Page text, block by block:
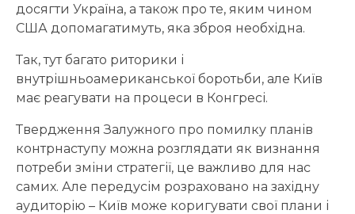
досягти Україна, а також про те, яким чином
США допомагатимуть, яка зброя необхідна.
Так, тут багато риторики і
внутрішньоамериканської боротьби, але Київ
має реагувати на процеси в Конгресі.
Твердження Залужного про помилку планів
контрнаступу можна розглядати як визнання
потреби зміни стратегії, це важливо для нас
самих. Але передусім розраховано на західну
аудиторію – Київ може коригувати свої плани і